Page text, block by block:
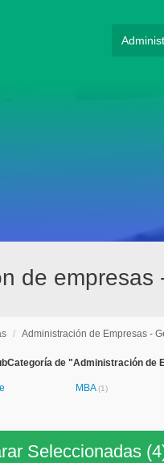
de empresas
/ Administración de Empresas -
de "Administración de
MBA(1)
Seleccionadas (4